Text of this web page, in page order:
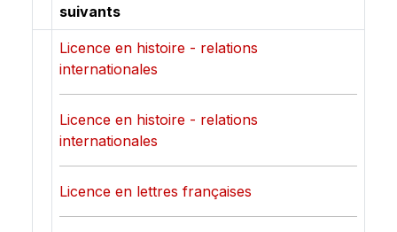
suivants
Licence en histoire - relations
internationales
Licence en histoire - relations
internationales
Licence en lettres françaises